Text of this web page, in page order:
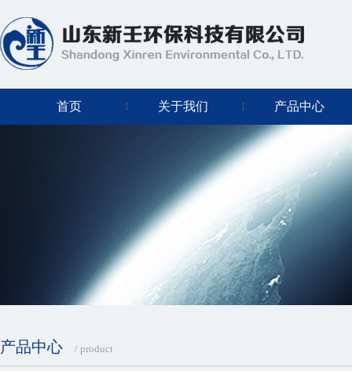
首页 关于我们 产品中心
产品中心 / product